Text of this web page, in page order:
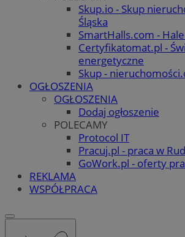
Skup.io - Skup
Śląska
SmartHalls.com -
Certyfikatomat.pl -
energetyczne
Skup -
OGŁOSZENIA
OGŁOSZENIA
Dodaj ogłoszenie
POLECAMY
Protocol IT
Pracuj.pl - praca w
GoWork.pl - oferty
REKLAMA
WSPÓŁPRACA